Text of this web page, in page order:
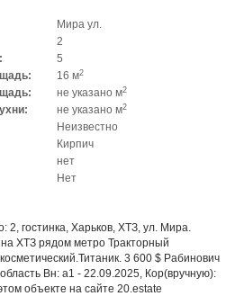
Мира ул.
2
5
16 м2
не указано м2
не указано м2
Неизвестно
Кирпич
нет
Нет
2, гостинка, Харьков, ХТЗ, ул. Мира.
ХТЗ рядом метро Тракторный
3 600 $ Рабинович
область Вн: a1 - 22.09.2025, Кор(вручную):
объекте на сайте 20.estate